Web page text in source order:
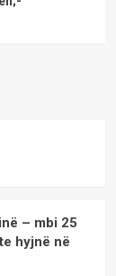
– mbi 25
hyjnë në